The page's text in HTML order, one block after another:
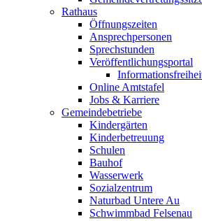
Rathaus
Öffnungszeiten
Ansprechpersonen
Sprechstunden
Veröffentlichungsportal
Online Amtstafel
Jobs & Karriere
Gemeindebetriebe
Kindergärten
Kinderbetreuung
Schulen
Bauhof
Wasserwerk
Sozialzentrum
Naturbad Untere Au
Schwimmbad Felsenau